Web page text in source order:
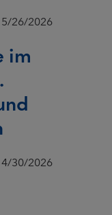
5/26/2026
im
4/30/2026